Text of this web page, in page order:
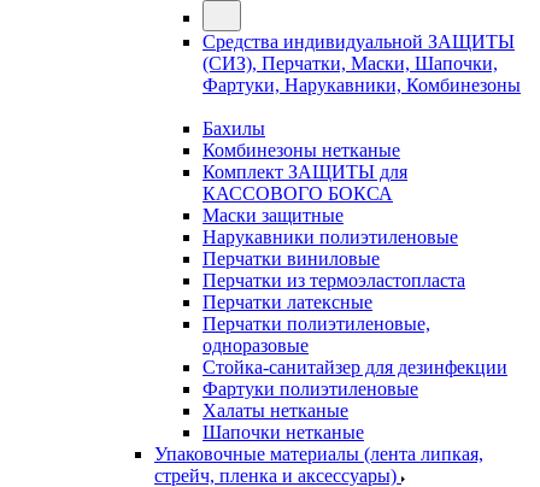
Средства индивидуальной ЗАЩИТЫ
(СИЗ), Перчатки, Маски, Шапочки,
Фартуки, Нарукавники, Комбинезоны
Бахилы
Комбинезоны нетканые
Комплект ЗАЩИТЫ для
КАССОВОГО БОКСА
Маски защитные
Нарукавники полиэтиленовые
Перчатки виниловые
Перчатки из термоэластопласта
Перчатки латексные
Перчатки полиэтиленовые,
одноразовые
Стойка-санитайзер для дезинфекции
Фартуки полиэтиленовые
Халаты нетканые
Шапочки нетканые
Упаковочные материалы (лента липкая,
стрейч, пленка и аксессуары)